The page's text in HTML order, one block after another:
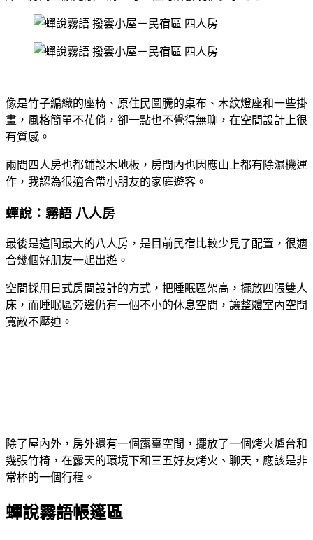
像是竹子編織的座椅、原住民圖騰的桌布、木紋燈座和一些掛
畫，風格簡單不花俏，卻一點也不覺得無聊，在空間設計上很
有質感。
兩間四人房也都鋪設木地板，房間內也因應山上都有除濕機運
作，我認為很適合帶小朋友的家庭遊客。
蟬說：霧語 八人房
最後是這間最大的八人房，是目前民宿比較少見了配置，很適
合幾個好朋友一起出遊。
空間採用日式房間設計的方式，把睡眠區架高，擺放四張雙人
床，而睡眠區旁邊仍有一個不小的休息空間，讓整體室內空間
寬敞不壓迫。
除了屋內外，房外還有一個露臺空間，擺放了一個烤火爐台和
幾張竹椅，在露天的環境下和三五好友烤火、聊天，應該是非
常棒的一個行程。
蟬說霧語帳篷區